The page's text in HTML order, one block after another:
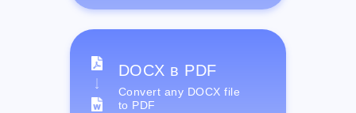
DOCX в PDF
Convert any DOCX file
to PDF